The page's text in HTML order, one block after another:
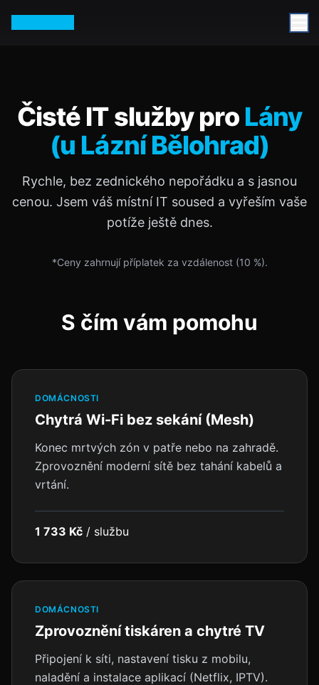
Čisté IT služby pro Lány
(u Lázní Bělohrad)
Rychle, bez zednického nepořádku a s jasnou
cenou. Jsem váš místní IT soused a vyřeším vaše
potíže ještě dnes.
*Ceny zahrnují příplatek za vzdálenost (10 %).
S čím vám pomohu
DOMÁCNOSTI
Chytrá Wi-Fi bez sekání (Mesh)
Konec mrtvých zón v patře nebo na zahradě.
Zprovoznění moderní sítě bez tahání kabelů a
vrtání.
1 733 Kč / službu
DOMÁCNOSTI
Zprovoznění tiskáren a chytré TV
Připojení k síti, nastavení tisku z mobilu,
naladění a instalace aplikací (Netflix, IPTV).